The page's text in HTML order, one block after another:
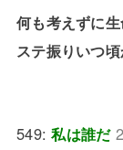
何も考えずに
ステ振りいつ
549:私は誰だ